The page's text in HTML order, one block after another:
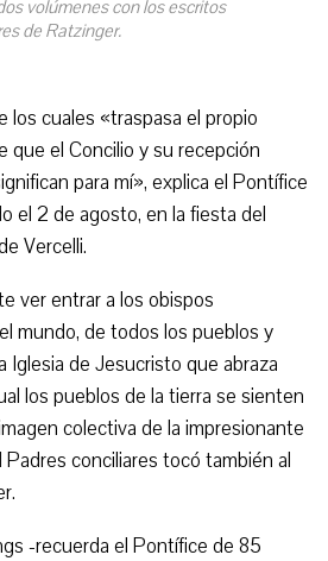
volúmenes con los escritos
de Ratzinger.
los cuales «traspasa el propio
que el Concilio y su recepción
para mí», explica el Pontífice
el 2 de agosto, en la fiesta del
Vercelli.
ver entrar a los obispos
mundo, de todos los pueblos y
Iglesia de Jesucristo que abraza
los pueblos de la tierra se sienten
colectiva de la impresionante
conciliares tocó también al
-recuerda el Pontífice de 85